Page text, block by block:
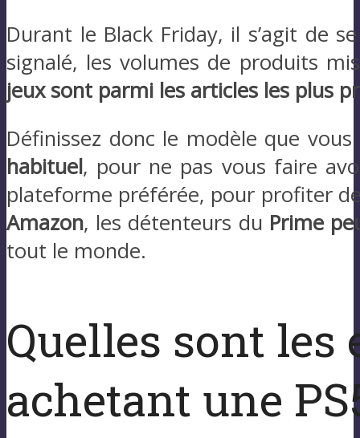
Durant le Black Friday, il s’agit de
signalé, les volumes de produits
jeux sont parmi les articles les plus
Définissez donc le modèle que
habituel, pour ne pas vous faire
plateforme préférée, pour profiter
Amazon, les détenteurs du Prime
tout le monde.
Quelles sont les
achetant une